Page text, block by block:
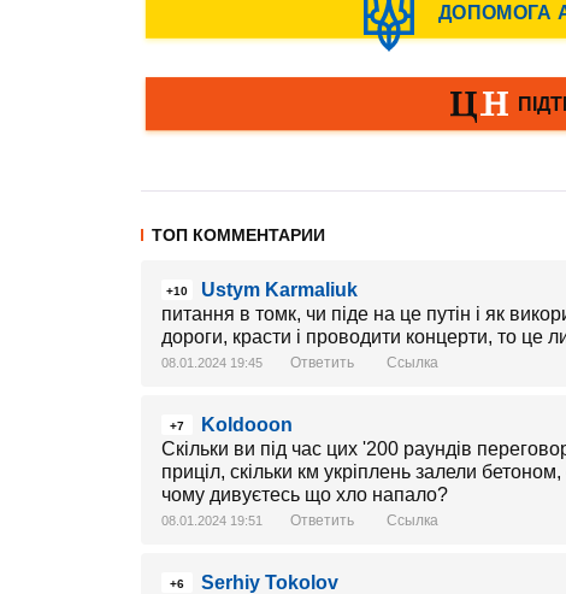
ТОП КОММЕНТАРИИ
+10
Ustym Karmaliuk
питання в томк, чи піде на це путін і як
дороги, красти і проводити концерти, то це
08.01.2024 19:45 Ответить Ссылка
+7
Koldooon
Скільки ви під час цих '200 раундів
приціл, скільки км укріплень залели
чому дивуєтесь що хло напало?
08.01.2024 19:51 Ответить Ссылка
+6
Serhiy Tokolov